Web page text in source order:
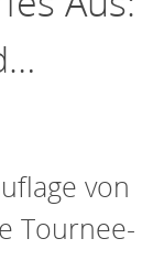
von
Tournee-